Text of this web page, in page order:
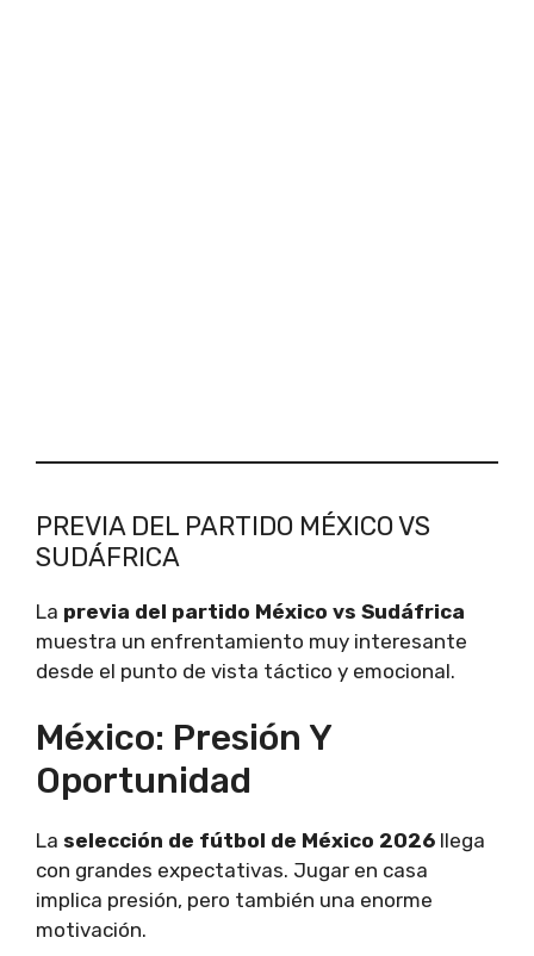
PREVIA DEL PARTIDO MÉXICO VS
SUDÁFRICA
La previa del partido México vs Sudáfrica
muestra un enfrentamiento muy interesante
desde el punto de vista táctico y emocional.
México: Presión Y
Oportunidad
La selección de fútbol de México 2026 llega
con grandes expectativas. Jugar en casa
implica presión, pero también una enorme
motivación.